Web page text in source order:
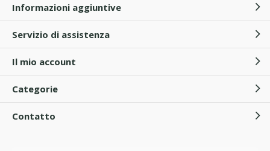
Informazioni aggiuntive
Servizio di assistenza
Il mio account
Categorie
Contatto